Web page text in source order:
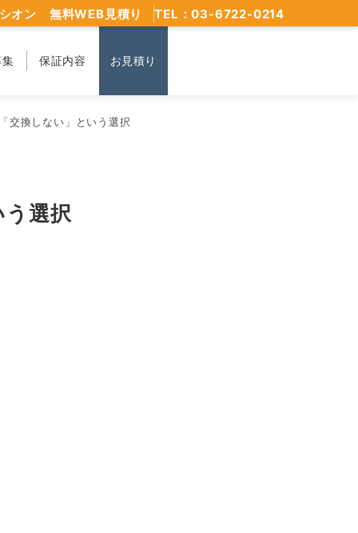
保証内容 お見積り
オン 無料WEB見積り TEL：03-6722-0214
交換しない」という選択
選択